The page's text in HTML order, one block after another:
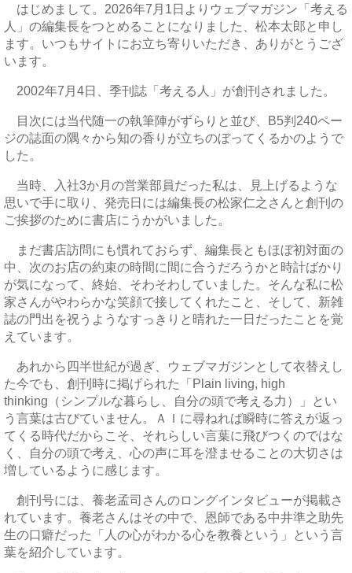
はじめまして。2026年7月1日よりウェブマガジン「考える
人」の編集長をつとめることになりました、松本太郎と申し
ます。いつもサイトにお立ち寄りいただき、ありがとうござ
います。
2002年7月4日、季刊誌「考える人」が創刊されました。
目次には当代随一の執筆陣がずらりと並び、B5判240ペー
ジの誌面の隅々から知の香りが立ちのぼってくるかのようで
した。
当時、入社3か月の営業部員だった私は、見上げるような
思いで手に取り、発売日には編集長の松家仁之さんと創刊の
ご挨拶のために書店にうかがいました。
まだ書店訪問にも慣れておらず、編集長ともほぼ初対面の
中、次のお店の約束の時間に間に合うだろうかと時計ばかり
が気になって、終始、そわそわしていました。そんな私に松
家さんがやわらかな笑顔で接してくれたこと、そして、新雑
誌の門出を祝うようなすっきりと晴れた一日だったことを覚
えています。
あれから四半世紀が過ぎ、ウェブマガジンとして衣替えし
た今でも、創刊時に掲げられた「Plain living, high
thinking（シンプルな暮らし、自分の頭で考える力）」とい
う言葉は古びていません。ＡＩに尋ねれば瞬時に答えが返っ
てくる時代だからこそ、それらしい言葉に飛びつくのではな
く、自分の頭で考え、心の声に耳を澄ませることの大切さは
増しているように感じます。
創刊号には、養老孟司さんのロングインタビューが掲載さ
れています。養老さんはその中で、恩師である中井準之助先
生の口癖だった「人の心がわかる心を教養という」という言
葉を紹介しています。